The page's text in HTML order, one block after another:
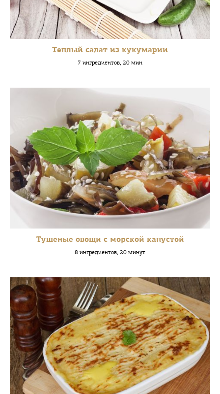
Теплый салат из кукумарии
7 ингредиентов, 20 мин
Тушеные овощи с морской капустой
8 ингредиентов, 20 минут